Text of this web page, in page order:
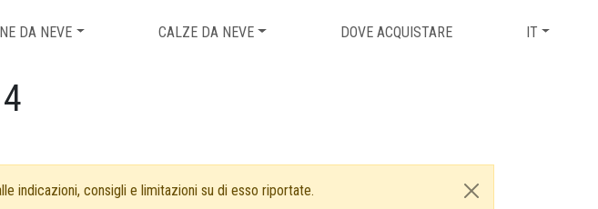
DA NEVE CALZE DA NEVE DOVE ACQUISTARE IT
indicazioni, consigli e limitazioni su di esso riportate.